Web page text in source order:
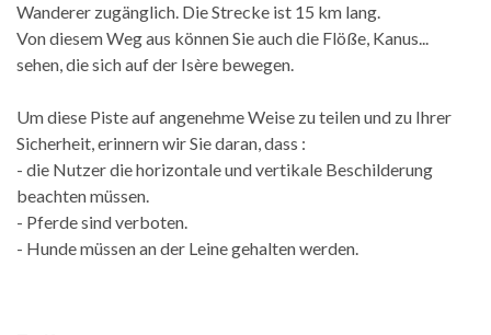
Wanderer zugänglich. Die Strecke ist 15 km lang.
Von diesem Weg aus können Sie auch die Flöße, Kanus...
sehen, die sich auf der Isère bewegen.
Um diese Piste auf angenehme Weise zu teilen und zu Ihrer
Sicherheit, erinnern wir Sie daran, dass :
- die Nutzer die horizontale und vertikale Beschilderung
beachten müssen.
- Pferde sind verboten.
- Hunde müssen an der Leine gehalten werden.